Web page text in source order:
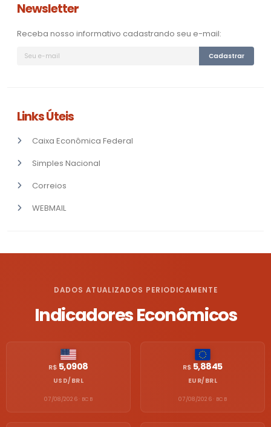
Newsletter
Receba nosso informativo cadastrando seu e-mail:
Cadastrar
Links Úteis
Caixa Econômica Federal
Simples Nacional
Correios
WEBMAIL
DADOS ATUALIZADOS PERIODICAMENTE
Indicadores Econômicos
R$ 5,0908
USD/BRL
07/08/2026 · BCB
R$ 5,8845
EUR/BRL
07/08/2026 · BCB